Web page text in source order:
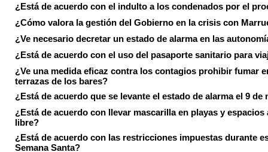
¿Está de acuerdo con el indulto a los condenados por el
¿Cómo valora la gestión del Gobierno en la crisis con
¿Ve necesario decretar un estado de alarma en las
¿Está de acuerdo con el uso del pasaporte sanitario para
¿Ve una medida eficaz contra los contagios prohibir fumar
terrazas de los bares?
¿Está de acuerdo que se levante el estado de alarma el 9 de
¿Está de acuerdo con llevar mascarilla en playas y espacios
libre?
¿Está de acuerdo con las restricciones impuestas durante
Semana Santa?